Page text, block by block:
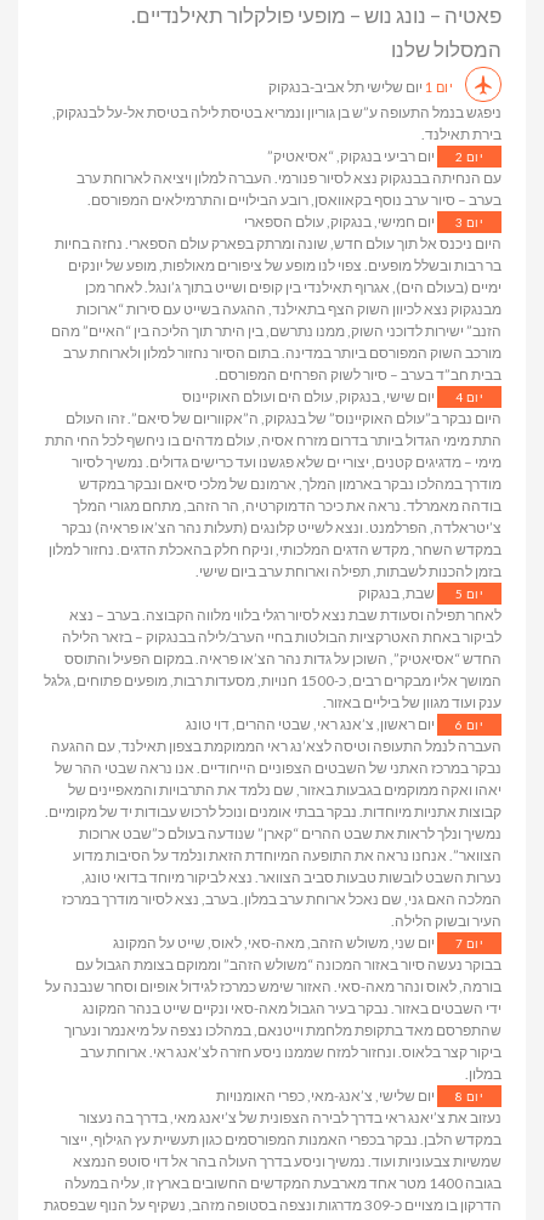
פאטיה – נונג נוש – מופעי פולקלור תאילנדיים.
המסלול שלנו
יום 1
יום שלישי תל אביב-בנגקוק
ניפגש בנמל התעופה ע”ש בן גוריון ונמריא בטיסת לילה בטיסת אל-על לבנגקוק,
בירת תאילנד.
יום 2
יום רביעי בנגקוק, “אסיאטיק”
עם הנחיתה בבנגקוק נצא לסיור פנורמי. העברה למלון ויציאה לארוחת ערב
בערב – סיור ערב נוסף בקאוואסן, רובע הבילויים והתרמילאים המפורסם.
יום 3
יום חמישי, בנגקוק, עולם הספארי
היום ניכנס אל תוך עולם חדש, שונה ומרתק בפארק עולם הספארי. נחזה בחיות
בר רבות ובשלל מופעים. צפוי לנו מופע של ציפורים מאולפות, מופע של יונקים
ימיים (בעולם הים), אגרוף תאילנדי בין קופים ושייט בתוך ג’ונגל. לאחר מכן
מבנגקוק נצא לכיוון השוק הצף בתאילנד, ההגעה בשייט עם סירות “ארוכות
הזנב” ישירות לדוכני השוק, ממנו נתרשם, בין היתר תוך הליכה בין “האיים” מהם
מורכב השוק המפורסם ביותר במדינה. בתום הסיור נחזור למלון ולארוחת ערב
בבית חב”ד בערב – סיור לשוק הפרחים המפורסם.
יום 4
יום שישי, בנגקוק, עולם הים ועולם האוקיינוס
היום נבקר ב”עולם האוקיינוס” של בנגקוק, ה”אקווריום של סיאם”. זהו העולם
התת מימי הגדול ביותר בדרום מזרח אסיה, עולם מדהים בו ניחשף לכל החי התת
מימי – מדגיגים קטנים, יצורי ים שלא פגשנו ועד כרישים גדולים. נמשיך לסיור
מודרך במהלכו נבקר בארמון המלך, ארמונם של מלכי סיאם ונבקר במקדש
בודהה מאמרלד. נראה את כיכר הדמוקרטיה, הר הזהב, מתחם מגורי המלך
צ’יטראלדה, הפרלמנט. ונצא לשייט קלונגים (תעלות נהר הצ’או פראיה) נבקר
במקדש השחר, מקדש הדגים המלכותי, וניקח חלק בהאכלת הדגים. נחזור למלון
בזמן להכנות לשבתות, תפילה וארוחת ערב ביום שישי.
יום 5
שבת, בנגקוק
לאחר תפילה וסעודת שבת נצא לסיור רגלי בלווי מלווה הקבוצה. בערב – נצא
לביקור באחת האטרקציות הבולטות בחיי הערב/לילה בבנגקוק – בזאר הלילה
החדש “אסיאטיק”, השוכן על גדות נהר הצ’או פראיה. במקום הפעיל והתוסס
המושך אליו מבקרים רבים, כ-1500 חנויות, מסעדות רבות, מופעים פתוחים, גלגל
ענק ועוד מגוון של ביליים באזור.
יום 6
יום ראשון, צ’אנג ראי, שבטי ההרים, דוי טונג
העברה לנמל התעופה וטיסה לצא’נג ראי הממוקמת בצפון תאילנד, עם ההגעה
נבקר במרכז האתני של השבטים הצפוניים הייחודיים. אנו נראה שבטי ההר של
יאהו ואקה ממוקמים בגבעות באזור, שם נלמד את התרבויות והמאפיינים של
קבוצות אתניות מיוחדות. נבקר בבתי אומנים ונוכל לרכוש עבודות יד של מקומיים.
נמשיך ונלך לראות את שבט ההרים “קארן” שנודעה בעולם כ”שבט ארוכות
הצוואר”. אנחנו נראה את התופעה המיוחדת הזאת ונלמד על הסיבות מדוע
נערות השבט לובשות טבעות סביב הצוואר. נצא לביקור מיוחד בדואי טונג,
המלכה האם גני, שם נאכל ארוחת ערב במלון. בערב, נצא לסיור מודרך במרכז
העיר ובשוק הלילה.
יום 7
יום שני, משולש הזהב, מאה-סאי, לאוס, שייט על המקונג
בבוקר נעשה סיור באזור המכונה “משולש הזהב” וממוקם בצומת הגבול עם
בורמה, לאוס ונהר מאה-סאי. האזור שימש כמרכז לגידול אופיום וסחר שנבנה על
ידי השבטים באזור. נבקר בעיר הגבול מאה-סאי ונקיים שייט בנהר המקונג
שהתפרסם מאד בתקופת מלחמת וייטנאם, במהלכו נצפה על מיאנמר ונערוך
ביקור קצר בלאוס. ונחזור למזח שממנו ניסע חזרה לצ’אנג ראי. ארוחת ערב
במלון.
יום 8
יום שלישי, צ’אנג-מאי, כפרי האומנויות
נעזוב את צ’יאנג ראי בדרך לבירה הצפונית של צ’יאנג מאי, בדרך בה נעצור
במקדש הלבן. נבקר בכפרי האמנות המפורסמים כגון תעשיית עץ הגילוף, ייצור
שמשיות צבעוניות ועוד. נמשיך וניסע בדרך העולה בהר אל דוי סוטפ הנמצא
בגובה 1400 מטר אחד מארבעת המקדשים החשובים בארץ זו, עליה במעלה
הדרקון בו מצויים כ-309 מדרגות ונצפה בסטופה מזהב, נשקיף על הנוף שבפסגת